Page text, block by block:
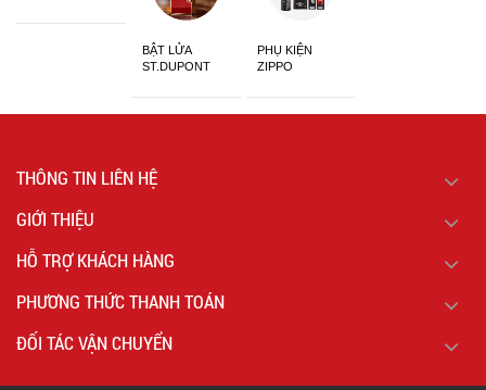
BẬT LỬA
ST.DUPONT
PHỤ KIỆN
ZIPPO
THÔNG TIN LIÊN HỆ
GIỚI THIỆU
HỖ TRỢ KHÁCH HÀNG
PHƯƠNG THỨC THANH TOÁN
ĐỐI TÁC VẬN CHUYỂN